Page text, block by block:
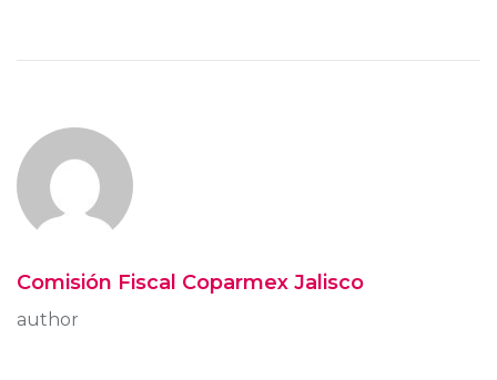
Comisión Fiscal Coparmex Jalisco
author